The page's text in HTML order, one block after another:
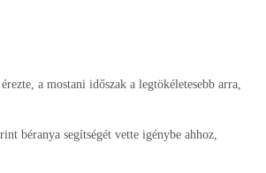
a mostani időszak a legtökéletesebb arra,
béranya segítségét vette igénybe ahhoz,